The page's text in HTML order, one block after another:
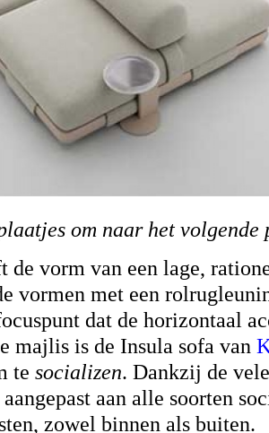
om naar het
de vorm van een lage,
vormen met een
dat de horizontaal
majlis is de Insula sofa van
te socializen. Dankzij de
aan alle soorten
zowel binnen als buiten.